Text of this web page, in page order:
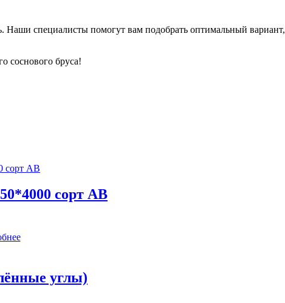
Наши специалисты помогут вам подобрать оптимальный вариант,
соснового бруса!
сорт AB
углы)